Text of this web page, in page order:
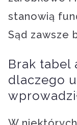
stanowią
Sąd zawsze
Brak tabel
dlaczego